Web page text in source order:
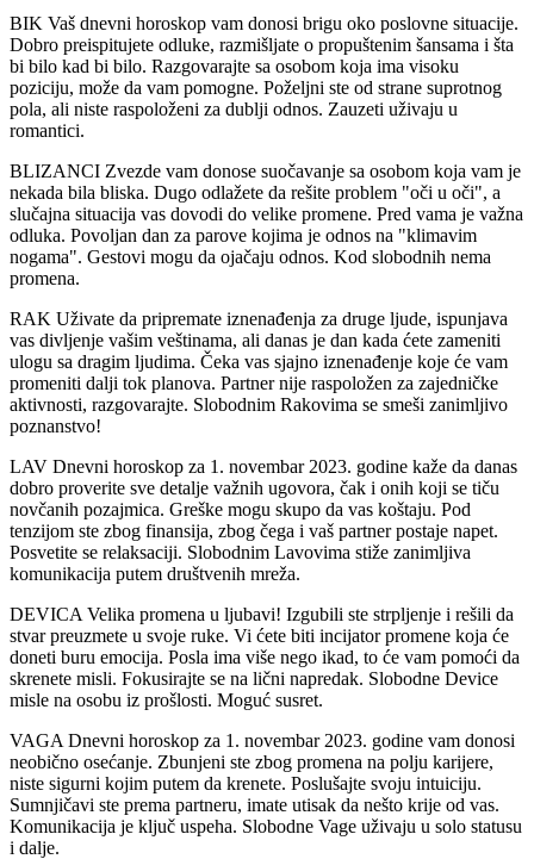
BIK Vaš dnevni horoskop vam donosi brigu oko poslovne situacije.
Dobro preispitujete odluke, razmišljate o propuštenim šansama i šta
bi bilo kad bi bilo. Razgovarajte sa osobom koja ima visoku
poziciju, može da vam pomogne. Poželjni ste od strane suprotnog
pola, ali niste raspoloženi za dublji odnos. Zauzeti uživaju u
romantici.
BLIZANCI Zvezde vam donose suočavanje sa osobom koja vam je
nekada bila bliska. Dugo odlažete da rešite problem "oči u oči", a
slučajna situacija vas dovodi do velike promene. Pred vama je važna
odluka. Povoljan dan za parove kojima je odnos na "klimavim
nogama". Gestovi mogu da ojačaju odnos. Kod slobodnih nema
promena.
RAK Uživate da pripremate iznenađenja za druge ljude, ispunjava
vas divljenje vašim veštinama, ali danas je dan kada ćete zameniti
ulogu sa dragim ljudima. Čeka vas sjajno iznenađenje koje će vam
promeniti dalji tok planova. Partner nije raspoložen za zajedničke
aktivnosti, razgovarajte. Slobodnim Rakovima se smeši zanimljivo
poznanstvo!
LAV Dnevni horoskop za 1. novembar 2023. godine kaže da danas
dobro proverite sve detalje važnih ugovora, čak i onih koji se tiču
novčanih pozajmica. Greške mogu skupo da vas koštaju. Pod
tenzijom ste zbog finansija, zbog čega i vaš partner postaje napet.
Posvetite se relaksaciji. Slobodnim Lavovima stiže zanimljiva
komunikacija putem društvenih mreža.
DEVICA Velika promena u ljubavi! Izgubili ste strpljenje i rešili da
stvar preuzmete u svoje ruke. Vi ćete biti incijator promene koja će
doneti buru emocija. Posla ima više nego ikad, to će vam pomoći da
skrenete misli. Fokusirajte se na lični napredak. Slobodne Device
misle na osobu iz prošlosti. Moguć susret.
VAGA Dnevni horoskop za 1. novembar 2023. godine vam donosi
neobično osećanje. Zbunjeni ste zbog promena na polju karijere,
niste sigurni kojim putem da krenete. Poslušajte svoju intuiciju.
Sumnjičavi ste prema partneru, imate utisak da nešto krije od vas.
Komunikacija je ključ uspeha. Slobodne Vage uživaju u solo statusu
i dalje.